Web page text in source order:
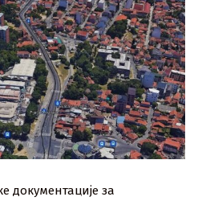
документације за